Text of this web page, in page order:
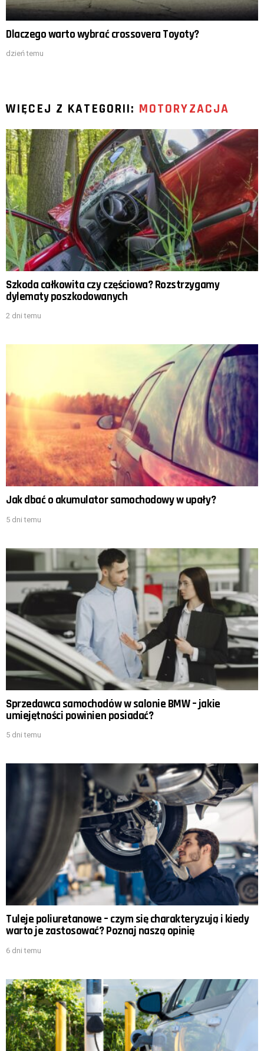
Dlaczego warto wybrać crossovera Toyoty?
dzień temu
WIĘCEJ Z KATEGORII: MOTORYZACJA
Szkoda całkowita czy częściowa? Rozstrzygamy
dylematy poszkodowanych
2 dni temu
Jak dbać o akumulator samochodowy w upały?
5 dni temu
Sprzedawca samochodów w salonie BMW – jakie
umiejętności powinien posiadać?
5 dni temu
Tuleje poliuretanowe – czym się charakteryzują i kiedy
warto je zastosować? Poznaj naszą opinię
6 dni temu